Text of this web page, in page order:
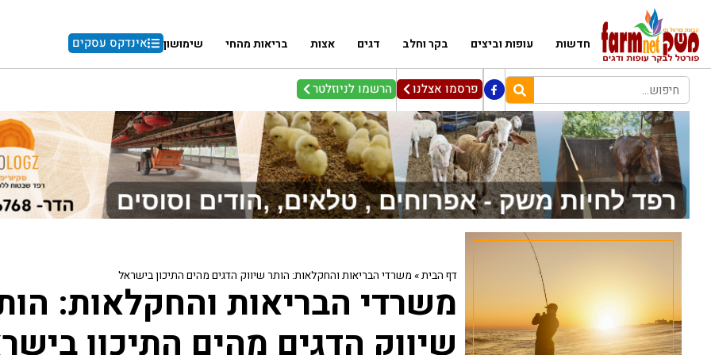
חדשות עופות וביצים בקר וחלב דגים אצות בריאות מהחי שימושון אינדקס עסקים
פרסמו אצלנו הרשמו לניוזלטר
דף הבית» משרדי הבריאות והחקלאות: הותר שיווק הדגים מהים התיכון בישראל
משרדי הבריאות והחקלאות:
שיווק הדגים מהים התיכון